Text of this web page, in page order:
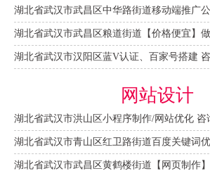
湖北省武汉市汉阳区蓝V认证、百家号搭建
网站设计
湖北省武汉市洪山区小程序制作/网站优化 咨
湖北省武汉市武昌区黄鹤楼街道【网页制作